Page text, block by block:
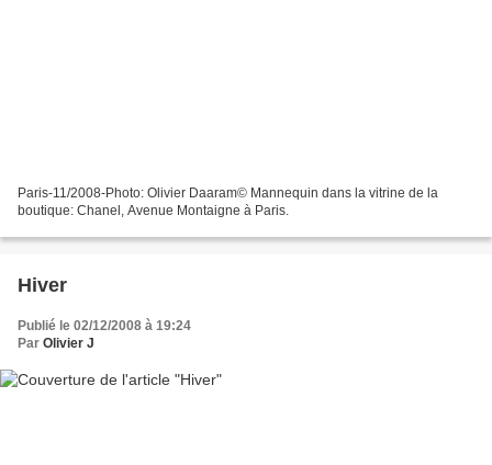
Paris-11/2008-Photo: Olivier Daaram© Mannequin dans la vitrine de la
boutique: Chanel, Avenue Montaigne à Paris.
Hiver
Publié le 02/12/2008 à 19:24
Par Olivier J